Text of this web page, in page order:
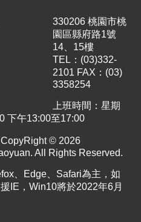
330206 桃園市桃
園區縣府路1號
14、15樓
TEL：(03)332-
2101 FAX：(03)
3358254
上班時間：星期
下午13:00至17:00
© 2026
All Rights Reserved.
、Edge、Safari為主，如
IE，Win10將於2022年6月